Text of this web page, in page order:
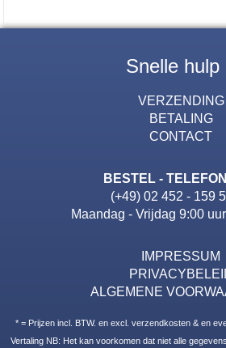
Snelle hulp
VERZENDING
BETALING
CONTACT
BESTEL -
(+49) 02 452 - 159
Maandag - Vrijdag 9:00
IMPRESSUM
ALGEMENE
* = Prijzen incl. BTW. en excl. verzendkosten & en
Vertaling NB: Het kan voorkomen dat niet alle